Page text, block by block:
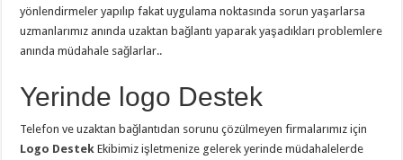
yönlendirmeler yapılıp fakat uygulama noktasında sorun yaşarlarsa
uzmanlarımız anında uzaktan bağlantı yaparak yaşadıkları problemlere
anında müdahale sağlarlar..
Yerinde logo Destek
Telefon ve uzaktan bağlantıdan sorunu çözülmeyen firmalarımız için
Logo Destek Ekibimiz işletmenize gelerek yerinde müdahalelerde